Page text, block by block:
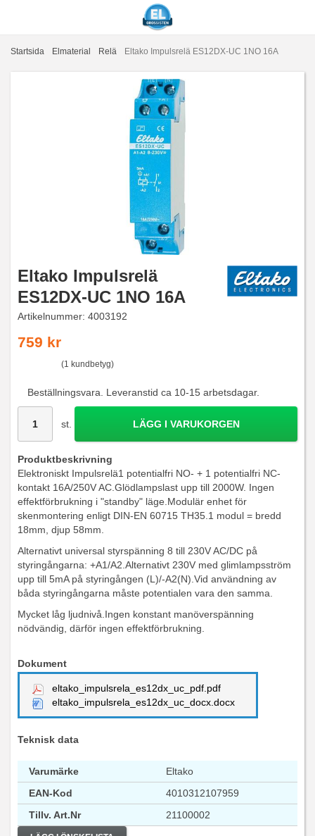
Startsida Elmaterial Relä Eltako Impulsrelä ES12DX-UC 1NO 16A
Eltako Impulsrelä
ES12DX-UC 1NO 16A
Artikelnummer: 4003192
759 kr
(1 kundbetyg)
Beställningsvara. Leveranstid ca 10-15 arbetsdagar.
st. LÄGG I VARUKORGEN
Produktbeskrivning
Elektroniskt Impulsrelä1 potentialfri NO- + 1 potentialfri NC-
kontakt 16A/250V AC.Glödlampslast upp till 2000W. Ingen
effektförbrukning i "standby" läge.Modulär enhet för
skenmontering enligt DIN-EN 60715 TH35.1 modul = bredd
18mm, djup 58mm.
Alternativt universal styrspänning 8 till 230V AC/DC på
styringångarna: +A1/A2.Alternativt 230V med glimlampsström
upp till 5mA på styringången (L)/-A2(N).Vid användning av
båda styringångarna måste potentialen vara den samma.
Mycket låg ljudnivå.Ingen konstant manöverspänning
nödvändig, därför ingen effektförbrukning.
Dokument
eltako_impulsrela_es12dx_uc_pdf.pdf
eltako_impulsrela_es12dx_uc_docx.docx
Teknisk data
Varumärke
Eltako
EAN-Kod
4010312107959
Tillv. Art.Nr
21100002